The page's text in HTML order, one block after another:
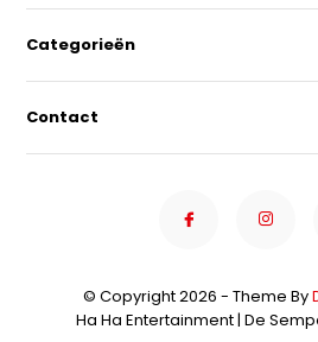
Categorieën
Contact
© Copyright 2026 - Theme By
Ha Ha Entertainment | De